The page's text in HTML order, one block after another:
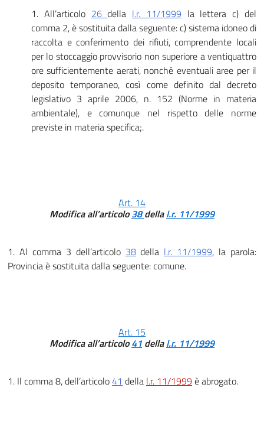
1. All’articolo 26della l.r. 11/1999 la lettera c) del
comma 2, è sostituita dalla seguente: c) sistema idoneo di
raccolta e conferimento dei rifiuti, comprendente locali
per lo stoccaggio provvisorio non superiore a ventiquattro
ore sufficientemente aerati, nonché eventuali aree per il
deposito temporaneo, così come definito dal decreto
legislativo 3 aprile 2006, n. 152 (Norme in materia
ambientale), e comunque nel rispetto delle norme
previste in materia specifica;.
Art. 14
Modifica all’articolo38dellal.r. 11/1999
1. Al comma 3 dell’articolo 38della l.r. 11/1999, la parola:
Provincia è sostituita dalla seguente: comune.
Art. 15
Modifica all’articolo41 dellal.r. 11/1999
1. Il comma 8, dell’articolo41 della l.r. 11/1999 è abrogato.